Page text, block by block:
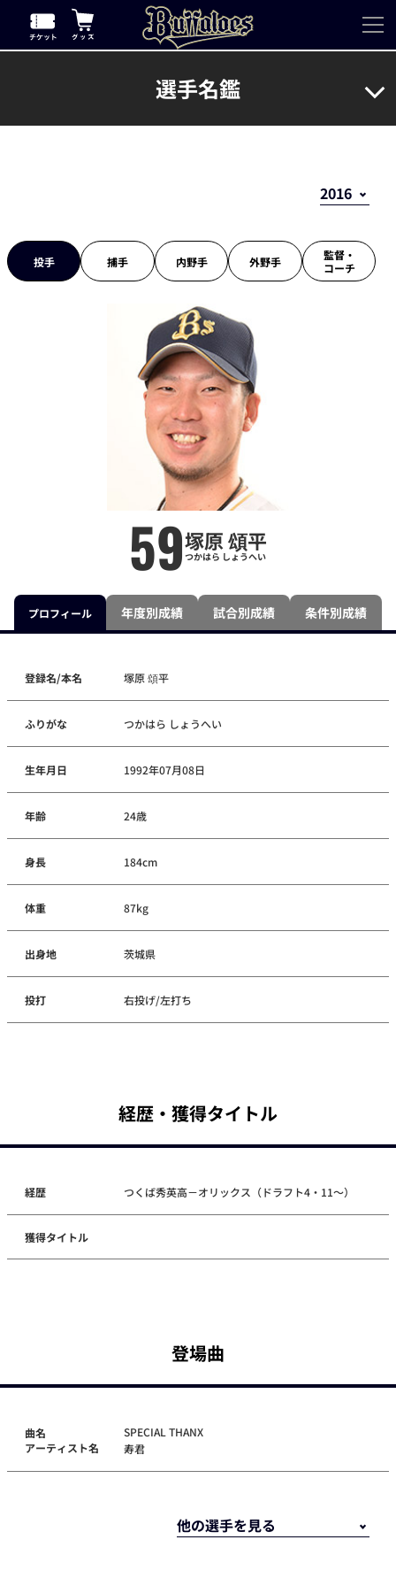
選手名鑑
投手 捕手 内野手 外野手
監督・
コーチ
59塚原 頌平
つかはら しょうへい
プロフィール 年度別成績 試合別成績 条件別成績
登録名/本名 塚原 頌平
ふりがな つかはら しょうへい
生年月日 1992年07月08日
年齢 24歳
身長 184cm
体重 87kg
出身地 茨城県
投打 右投げ/左打ち
経歴・獲得タイトル
経歴 つくば秀英高－オリックス（ドラフト4・11～）
獲得タイトル
登場曲
曲名
アーティスト名
SPECIAL THANX
寿君